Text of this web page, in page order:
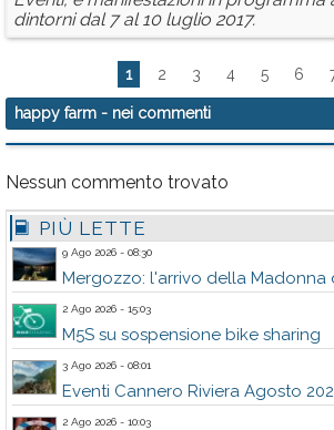
dintorni dal 7 al 10 luglio 2017.
1 2 3 4 5 6
happy farm - nei commenti
Nessun commento trovato
PIÙ LETTE
9 Ago 2026 - 08:30
Mergozzo: l'arrivo della Madonna
2 Ago 2026 - 15:03
M5S su sospensione bike sharing
3 Ago 2026 - 08:01
Eventi Cannero Riviera Agosto
2 Ago 2026 - 10:03